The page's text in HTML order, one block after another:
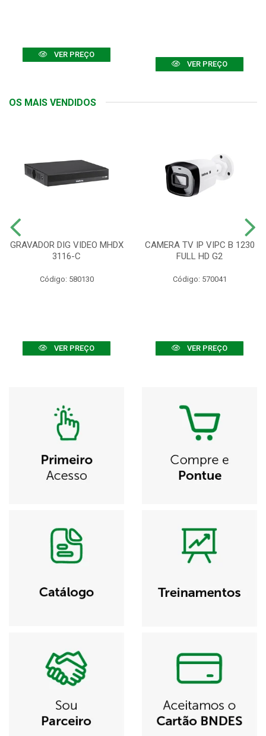
VER PREÇO
VER PREÇO
OS MAIS VENDIDOS
GRAVADOR DIG VIDEO MHDX
3116-C
Código: 580130
VER PREÇO
CAMERA TV IP VIPC B 1230
FULL HD G2
Código: 570041
VER PREÇO